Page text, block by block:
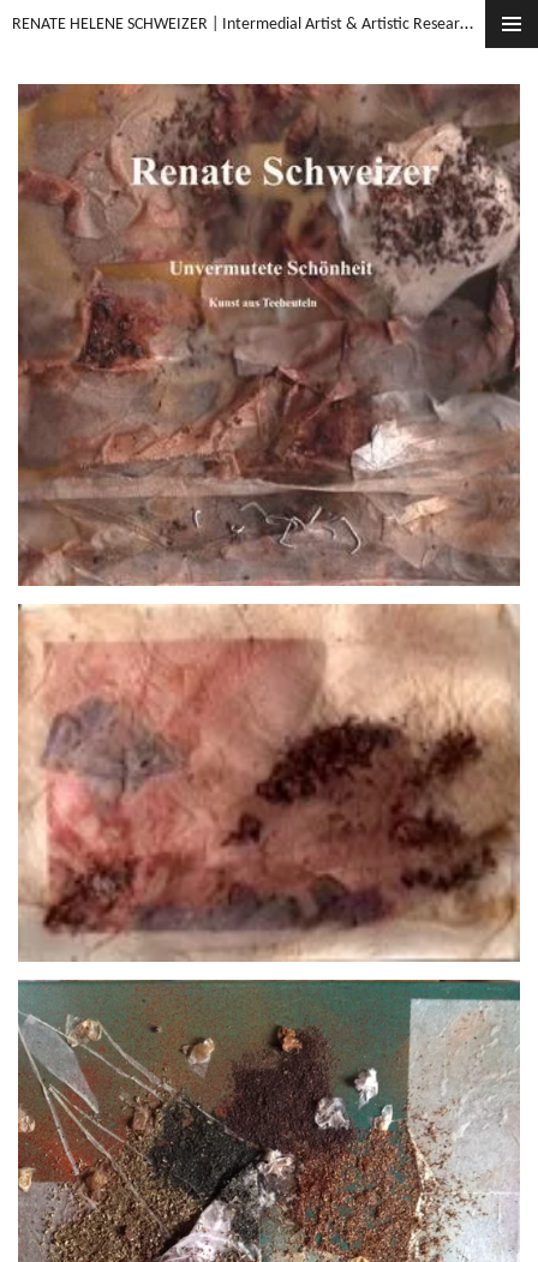
Zum
springen
RENATE HELENE SCHWEIZER | Intermedial Artist & Artistic Researcher